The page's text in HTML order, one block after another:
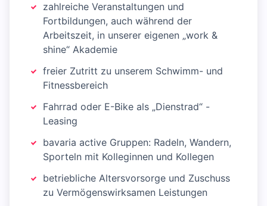
zahlreiche Veranstaltungen und
Fortbildungen, auch während der
Arbeitszeit, in unserer eigenen „work &
shine“ Akademie
freier Zutritt zu unserem Schwimm- und
Fitnessbereich
Fahrrad oder E-Bike als „Dienstrad“ -
Leasing
bavaria active Gruppen: Radeln, Wandern,
Sporteln mit Kolleginnen und Kollegen
betriebliche Altersvorsorge und Zuschuss
zu Vermögenswirksamen Leistungen